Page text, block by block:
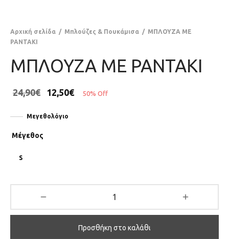
Αρχική σελίδα / Μπλούζες & Πουκάμισα / ΜΠΛΟΥΖΑ ΜΕ
ΡΑΝΤΑΚΙ
ΜΠΛΟΥΖΑ ΜΕ ΡΑΝΤΑΚΙ
24,90€ 12,50€ 50% Off
Μεγεθολόγιο
Μέγεθος
S
Προσθήκη στο καλάθι